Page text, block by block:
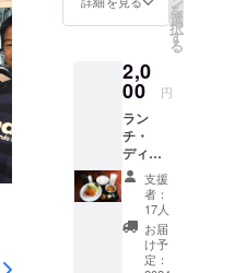
ラシや
看板の
どに使
用させ
ていた
だきま
す。 １
５周年
のイベ
ントの
成功に
向けて
ご支援
のほど
を
選
択
す
る
2,0
00 円
ラン
チ・
ディ
ナーと
もに
1000円
相当の
お食事
券を発
支援
者：
17人
お届
け予
定：